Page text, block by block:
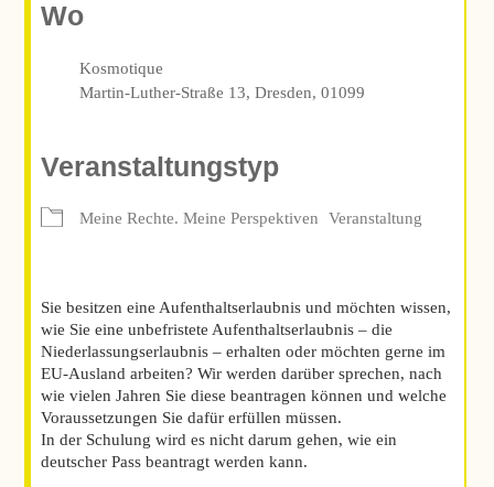
Wo
Kosmotique
Martin-Luther-Straße 13, Dresden, 01099
Veranstaltungstyp
Meine Rechte. Meine Perspektiven Veranstaltung
Sie besitzen eine Aufenthaltserlaubnis und möchten wissen,
wie Sie eine unbefristete Aufenthaltserlaubnis – die
Niederlassungserlaubnis – erhalten oder möchten gerne im
EU-Ausland arbeiten? Wir werden darüber sprechen, nach
wie vielen Jahren Sie diese beantragen können und welche
Voraussetzungen Sie dafür erfüllen müssen.
In der Schulung wird es nicht darum gehen, wie ein
deutscher Pass beantragt werden kann.